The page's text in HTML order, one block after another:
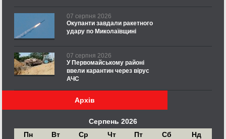
07 серпня 2026
Окупанти завдали ракетного
удару по Миколаївщині
07 серпня 2026
У Первомайському районі
ввели карантин через вірус
АЧС
Архів
Серпень 2026
Пн
Вт Ср Чт Пт Сб
Нд